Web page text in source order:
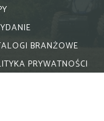
BRANŻOWE
PRYWATNOŚCI